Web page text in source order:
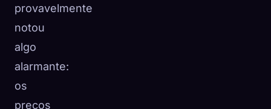
provavelmente
notou
algo
alarmante:
os
preços